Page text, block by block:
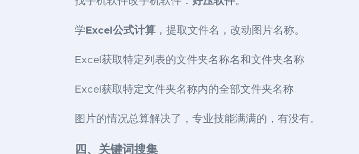
学 Excel公式计算 ，提取文件名，改动图片名称。
Excel获取特定列表的文件夹名称名和文件夹名称
Excel获取特定文件夹名称内的全部文件夹名称
图片的情况总算解决了，专业技能满满的，有没有。
四、关键词搜集